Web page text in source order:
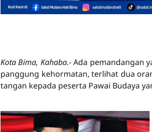
Kota Bima, Kahaba.-Ada pemandangan
panggung kehormatan, terlihat dua
tangan kepada peserta Pawai Budaya